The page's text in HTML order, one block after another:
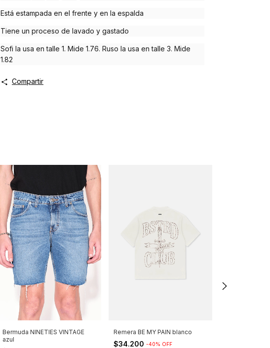
Está estampada en el frente y en la espalda
Tiene un proceso de lavado y gastado
Sofi la usa en talle 1. Mide 1.76. Ruso la usa en talle 3. Mide
1.82
Compartir
Bermuda NINETIES VINTAGE
azul
Remera BE MY PAIN blanco
$34.200 -40% OFF